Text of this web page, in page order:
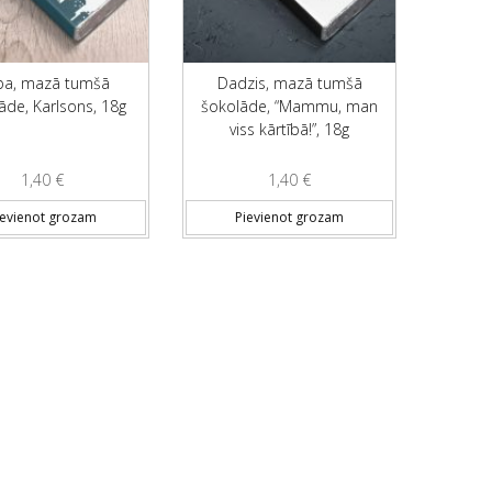
mazā tumšā
Karlsons, 18g
1,40 €
grozam
Dadzis, mazā tumšā
šokolāde, “Mammu, man
viss kārtībā!”, 18g
1,40 €
Pievienot grozam